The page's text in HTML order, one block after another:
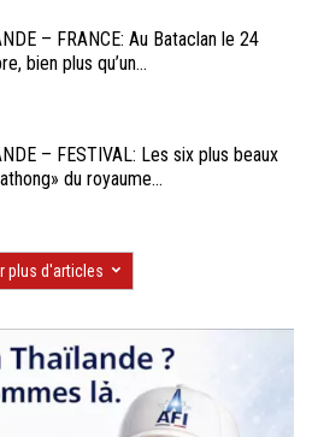
– FRANCE: Au Bataclan le 24
bien plus qu’un...
– FESTIVAL: Les six plus beaux
du royaume...
plus d'articles